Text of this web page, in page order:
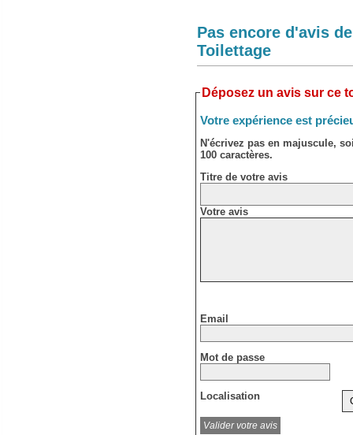
Pas encore d'avis
Toilettage
Déposez un avis sur ce
Votre expérience est
N'écrivez pas en majuscule,
100 caractères.
Titre de votre avis
Votre avis
Email
Mot de passe
Localisation